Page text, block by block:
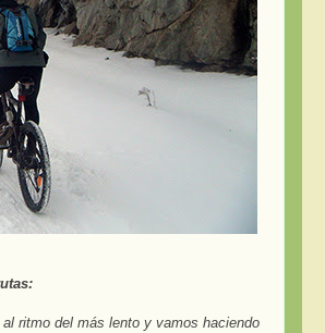
ritmo del más lento y vamos haciendo